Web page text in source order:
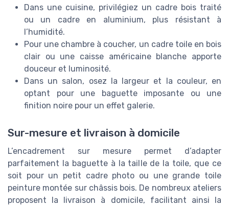
Dans une cuisine, privilégiez un cadre bois traité
ou un cadre en aluminium, plus résistant à
l’humidité.
Pour une chambre à coucher, un cadre toile en bois
clair ou une caisse américaine blanche apporte
douceur et luminosité.
Dans un salon, osez la largeur et la couleur, en
optant pour une baguette imposante ou une
finition noire pour un effet galerie.
Sur-mesure et livraison à domicile
L’encadrement sur mesure permet d’adapter
parfaitement la baguette à la taille de la toile, que ce
soit pour un petit cadre photo ou une grande toile
peinture montée sur châssis bois. De nombreux ateliers
proposent la livraison à domicile, facilitant ainsi la